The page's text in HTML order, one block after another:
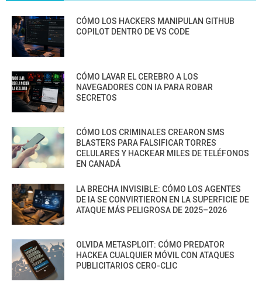
CÓMO LOS HACKERS MANIPULAN GITHUB
COPILOT DENTRO DE VS CODE
CÓMO LAVAR EL CEREBRO A LOS
NAVEGADORES CON IA PARA ROBAR
SECRETOS
CÓMO LOS CRIMINALES CREARON SMS
BLASTERS PARA FALSIFICAR TORRES
CELULARES Y HACKEAR MILES DE TELÉFONOS
EN CANADÁ
LA BRECHA INVISIBLE: CÓMO LOS AGENTES
DE IA SE CONVIRTIERON EN LA SUPERFICIE DE
ATAQUE MÁS PELIGROSA DE 2025–2026
OLVIDA METASPLOIT: CÓMO PREDATOR
HACKEA CUALQUIER MÓVIL CON ATAQUES
PUBLICITARIOS CERO-CLIC